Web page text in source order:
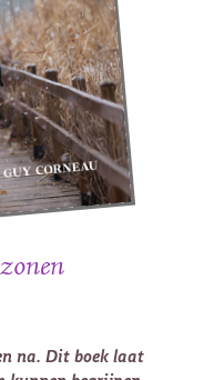
na. Dit boek laat